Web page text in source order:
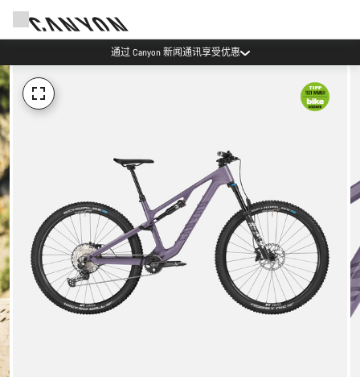
Canyon 活动